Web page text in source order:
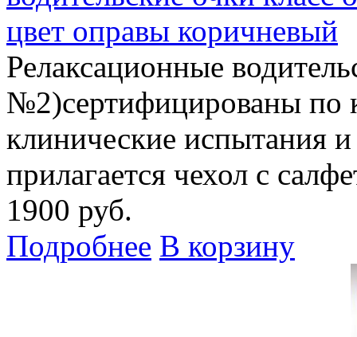
цвет оправы коричневый
Релаксационные
№2)сертифицированы по
клинические испытания
прилагается чехол с
1900 руб.
Подробнее В корзину